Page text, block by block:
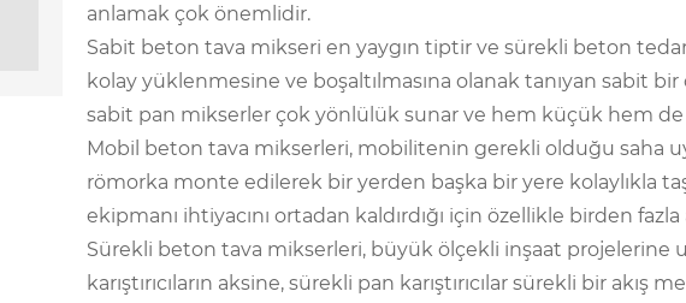
anlamak çok önemlidir.
Sabit beton tava mikseri en yaygın tiptir ve sürekli beton
kolay yüklenmesine ve boşaltılmasına olanak tanıyan sabit
sabit pan mikserler çok yönlülük sunar ve hem küçük hem
Mobil beton tava mikserleri, mobilitenin gerekli olduğu saha
römorka monte edilerek bir yerden başka bir yere kolaylıkla
ekipmanı ihtiyacını ortadan kaldırdığı için özellikle birden
Sürekli beton tava mikserleri, büyük ölçekli inşaat projelerine
karıştırıcıların aksine, sürekli pan karıştırıcılar sürekli bir akış